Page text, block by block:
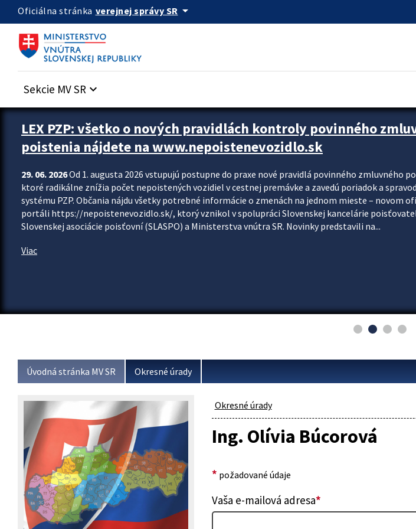
Preskocit na hlavný obsah
Oficiálna stránka verejnej správy SR arrow_drop_down
Sekcie MV SR keyboard_arrow_down
Zastavit automatický posun upútavok
LEX PZP: všetko o nových pravidlách kontroly povinného
poistenia nájdete na www.nepoistenevozidlo.sk
29. 06. 2026Od 1. augusta 2026 vstupujú postupne do praxe nové pravidlá povinného zmluvného
ktoré radikálne znížia počet nepoistených vozidiel v cestnej premávke a zavedú poriadok a
systému PZP. Občania nájdu všetky potrebné informácie o zmenách na jednom mieste – novom
portáli https://nepoistenevozidlo.sk/, ktorý vznikol v spolupráci Slovenskej kancelárie
Slovenskej asociácie poisťovní (SLASPO) a Ministerstva vnútra SR. Novinky predstavili na...
Viac
Úvodná stránka MV SR Okresné úrady
Okresné úrady
Ing. Olívia Búcorová
* požadované údaje
Vaša e-mailová adresa*